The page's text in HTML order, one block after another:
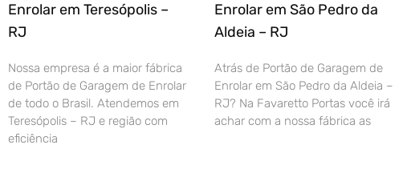
Enrolar em Teresópolis –
RJ
Nossa empresa é a maior fábrica
de Portão de Garagem de Enrolar
de todo o Brasil. Atendemos em
Teresópolis – RJ e região com
eficiência
Enrolar em São Pedro da
Aldeia – RJ
Atrás de Portão de Garagem de
Enrolar em São Pedro da Aldeia –
RJ? Na Favaretto Portas você irá
achar com a nossa fábrica as